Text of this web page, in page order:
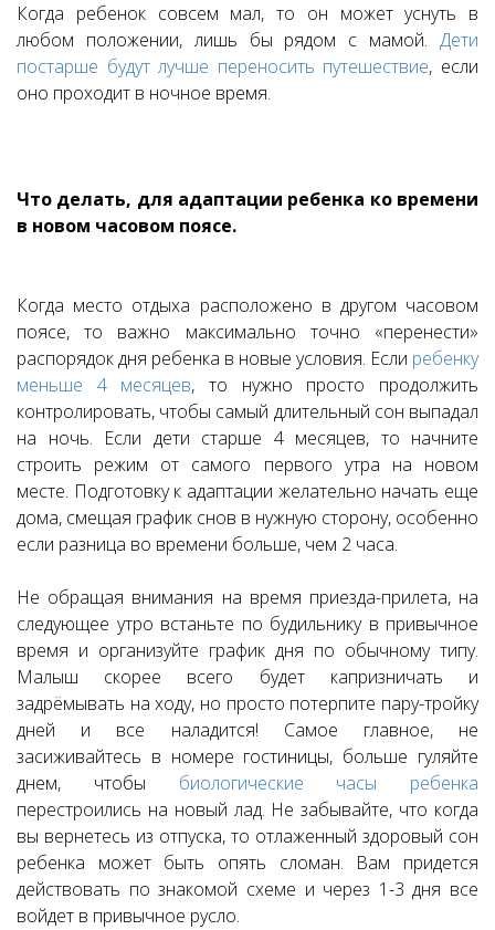
Когда ребенок совсем мал, то он может уснуть в
любом положении, лишь бы рядом с мамой. Дети
постарше будут лучше переносить путешествие, если
оно проходит в ночное время.
Что делать, для адаптации ребенка ко времени
в новом часовом поясе.
Когда место отдыха расположено в другом часовом
поясе, то важно максимально точно «перенести»
распорядок дня ребенка в новые условия. Если ребенку
меньше 4 месяцев, то нужно просто продолжить
контролировать, чтобы самый длительный сон выпадал
на ночь. Если дети старше 4 месяцев, то начните
строить режим от самого первого утра на новом
месте. Подготовку к адаптации желательно начать еще
дома, смещая график снов в нужную сторону, особенно
если разница во времени больше, чем 2 часа.
Не обращая внимания на время приезда-прилета, на
следующее утро встаньте по будильнику в привычное
время и организуйте график дня по обычному типу.
Малыш скорее всего будет капризничать и
задрёмывать на ходу, но просто потерпите пару-тройку
дней и все наладится! Самое главное, не
засиживайтесь в номере гостиницы, больше гуляйте
днем, чтобы биологические часы ребенка
перестроились на новый лад. Не забывайте, что когда
вы вернетесь из отпуска, то отлаженный здоровый сон
ребенка может быть опять сломан. Вам придется
действовать по знакомой схеме и через 1-3 дня все
войдет в привычное русло.